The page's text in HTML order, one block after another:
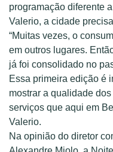
programação diferente
Valerio, a cidade
“Muitas vezes, o
em outros lugares.
já foi consolidado no
Essa primeira edição é
mostrar a qualidade
serviços que aqui em
Valerio.
Na opinião do diretor